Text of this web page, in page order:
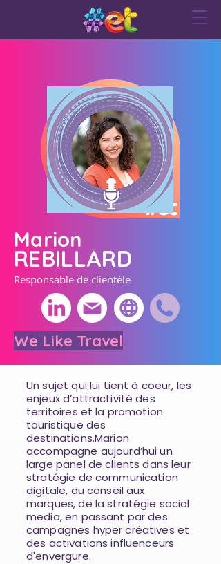
Marion
REBILLARD
Responsable de clientèle
We Like Travel
Un sujet qui lui tient à coeur, les
enjeux d’attractivité des
territoires et la promotion
touristique des
destinations.Marion
accompagne aujourd’hui un
large panel de clients dans leur
stratégie de communication
digitale, du conseil aux
marques, de la stratégie social
media, en passant par des
campagnes hyper créatives et
des activations influenceurs
d'envergure.